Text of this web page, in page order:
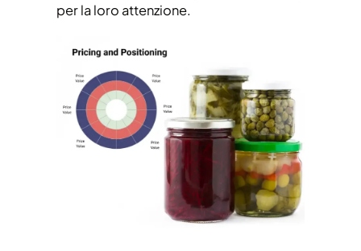
per la loro attenzione.